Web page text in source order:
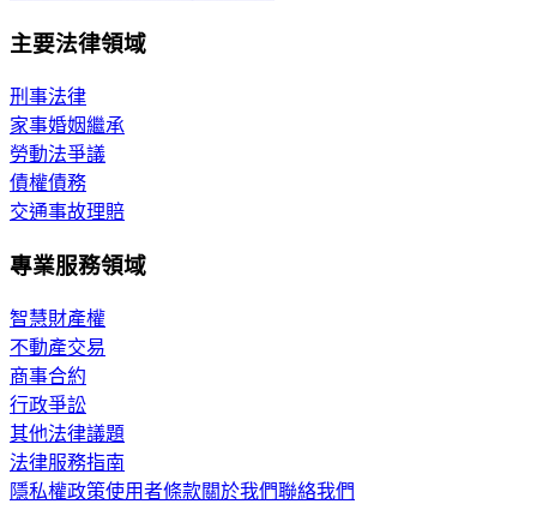
主要法律領域
刑事法律
家事婚姻繼承
勞動法爭議
債權債務
交通事故理賠
專業服務領域
智慧財產權
不動產交易
商事合約
行政爭訟
其他法律議題
法律服務指南
隱私權政策使用者條款關於我們聯絡我們